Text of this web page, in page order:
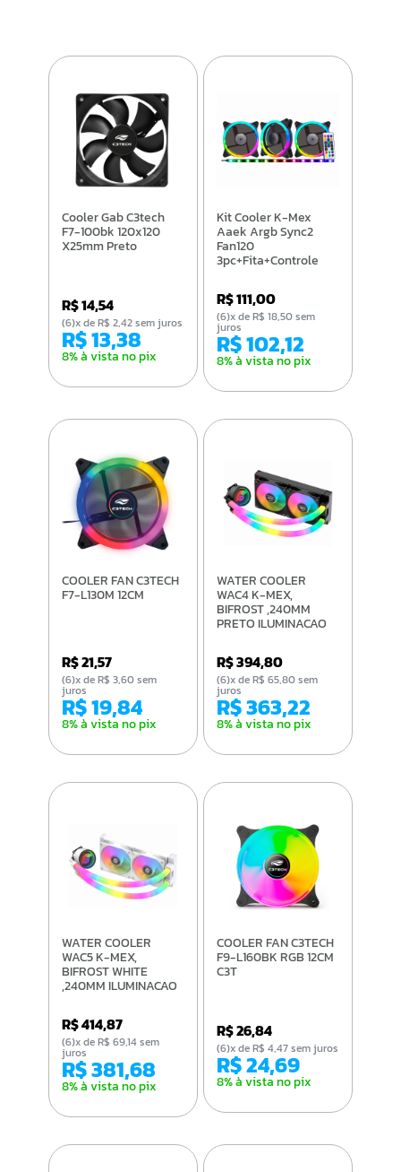
Cooler Gab C3tech
F7-100bk 120x120
X25mm Preto
R$ 14,54
R$ 13,38
8% à vista no pix
(6)x de R$ 2,42 sem juros
Kit Cooler K-Mex
Aaek Argb Sync2
Fan120
3pc+Fita+Controle
R$ 111,00
R$ 102,12
8% à vista no pix
(6)x de R$ 18,50 sem
juros
COOLER FAN C3TECH
F7-L130M 12CM
R$ 21,57
R$ 19,84
8% à vista no pix
(6)x de R$ 3,60 sem
juros
WATER COOLER
WAC4 K-MEX,
BIFROST ,240MM
PRETO ILUMINACAO
R$ 394,80
R$ 363,22
8% à vista no pix
(6)x de R$ 65,80 sem
juros
WATER COOLER
WAC5 K-MEX,
BIFROST WHITE
,240MM ILUMINACAO
R$ 414,87
R$ 381,68
8% à vista no pix
(6)x de R$ 69,14 sem
juros
COOLER FAN C3TECH
F9-L160BK RGB 12CM
C3T
R$ 26,84
R$ 24,69
8% à vista no pix
(6)x de R$ 4,47 sem juros